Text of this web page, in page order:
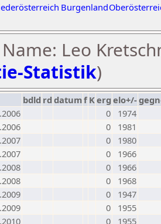
Burgenland
Leo
Statistik)
bdld rd datumf Kerg elo+/-
0
1974
0
1981
0
1980
0
1966
0
1966
0
1968
0
1947
0
1955
0
1955